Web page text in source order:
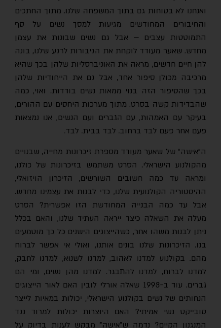
ואנחנו לא בטוחות גם בתוך המשפחה שלנו. מתוך החתכים
והחיבורים המחודשים מגיעות למסך נשים על סף
התמוטטות עצבים – אבל גם נשים שבונות את עצמן
מחדש. שאער מעודד לוקחת את הגיבורות לרגע שלנו, בונה
להן חיים חדשים, מראה את האוניברסליות שלהן בכך שהיא
מרכיבה מכולן סיפור אחד, אבל גם את הייחודיות שלהן
בכך שהסיפור הזה בנוי ממאות נשים בודדות. ואוי, כמה
שהבדידות קשה בסרט. מתוך מערכות היחסים עם ההורים,
בעיקר עם האמהות, עם הגברים ועם הנשים, אנו נמצאות
פעם אחר פעם לבד ברחוב. לבד בבית. לבד.
ה"אישה" של שאער מעודד מספרת זיכרונות מחייה, שבנויים
מהקולנוע הישראלי. הסרט משתמש בזיכרונות של כולנו,
ומראה עד כמה חשובים השורשים, הזיכרון הויזואלי,
ההיסטוריה הקולנועית שלנו, כדי לבנות את עצמינו מחדש.
אבל עד כמה הבנייה המחודשת הזו אפשרית? הסרט
מעלה את השאלה כיצד ייראה העתיד שלנו, והאם בכלל
ניתן לבנות משהו אחר, כשהייצוגים הישנים כל כך מוטמעים
בנו. הזיכרונות שלנו בונים אותנו, ואולי אי אפשר לברוח
מהם. בקולנוע למדנו לאהוב, למדנו לשנוא, למדנו לחבק,
למדנו לברוח, למדנו להתבגר. למדנו מהן נשים, ומי הם
גברים. עוד ב-1998 שאלה אורלי לובין האם לאור הייצוגים
הנחותים של נשים בקולנוע הישראלי, יכולות במאיות לייצר
סובייקט נשי אמיתי? האם היוצרות יכולות למרוד נגד
המנגנון הקיים? נדמה ש"אישה" מבקש לענות בדיוק על